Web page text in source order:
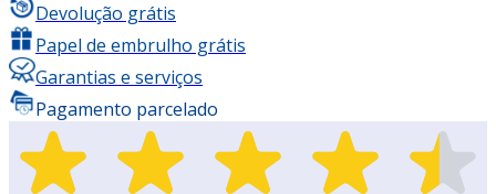
Devolução grátis
Papel de embrulho grátis
Garantias e serviços
Pagamento parcelado